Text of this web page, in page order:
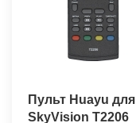
Пульт Huayu для
SkyVision T2206